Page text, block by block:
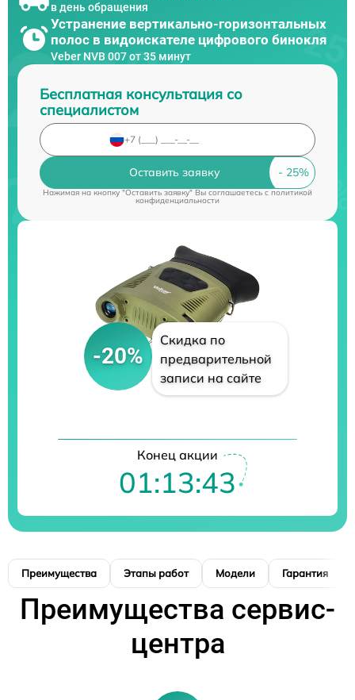
в день обращения
Устранение вертикально-горизонтальных
полос в видоискателе цифрового бинокля
Veber NVB 007 от 35 минут
Бесплатная консультация со
специалистом
Оставить заявку
Нажимая на кнопку "Оставить заявку" Вы соглашаетесь cполитикой
конфиденциальности
-20%
Скидка по
предварительной
записи на сайте
Конец акции
01:13:42
Преимущества Этапы работ Модели Гарантия
Преимущества сервис-
центра